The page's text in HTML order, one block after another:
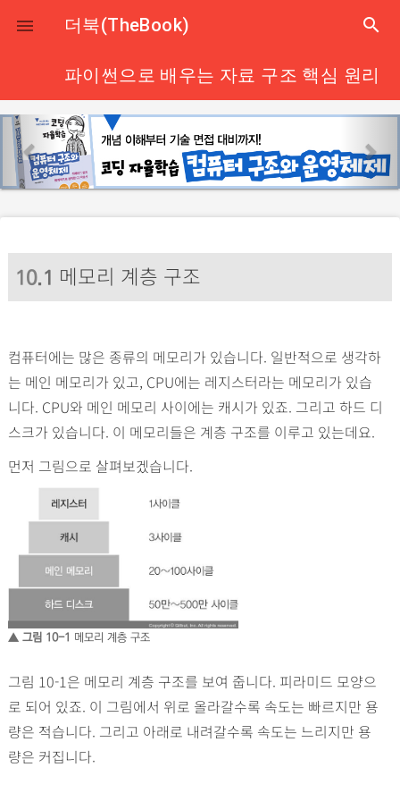
close
 더북(TheBook) search
파이썬으로 배우는 자료 구조 핵심 원리
p
r
e
o
u
s
e
x
10.1 메모리 계층 구조
컴퓨터에는 많은 종류의 메모리가 있습니다. 일반적으로 생각하
는 메인 메모리가 있고, CPU에는 레지스터라는 메모리가 있습
니다. CPU와 메인 메모리 사이에는 캐시가 있죠. 그리고 하드 디
스크가 있습니다. 이 메모리들은 계층 구조를 이루고 있는데요.
먼저 그림으로 살펴보겠습니다.
▲ 그림 10-1 메모리 계층 구조
그림 10-1은 메모리 계층 구조를 보여 줍니다. 피라미드 모양으
로 되어 있죠. 이 그림에서 위로 올라갈수록 속도는 빠르지만 용
량은 적습니다. 그리고 아래로 내려갈수록 속도는 느리지만 용
량은 커집니다.